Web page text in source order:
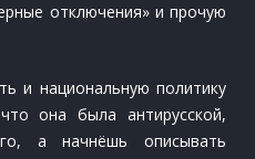
отключения» и прочую
и национальную политику
она была антирусской,
а начнёшь описывать